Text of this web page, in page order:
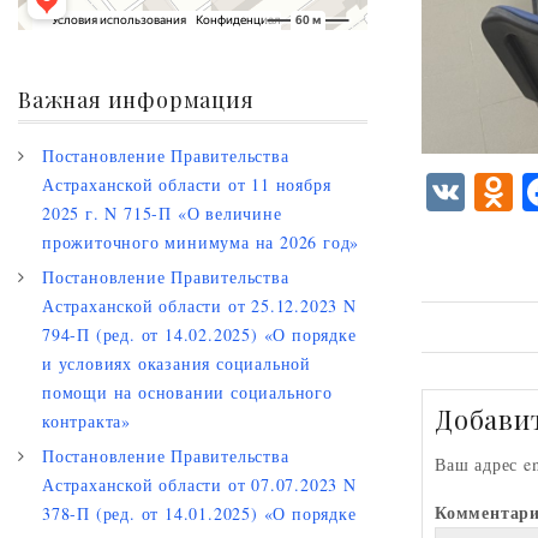
V
o
i
Ваш адрес
Важная информация
Постановление Правительства
Астраханской области от 11 ноября
2025 г. N 715-П «О величине
прожиточного минимума на 2026 год»
Постановление Правительства
Астраханской области от 25.12.2023 N
794-П (ред. от 14.02.2025) «О порядке
и условиях оказания социальной
помощи на основании социального
контракта»
Постановление Правительства
Астраханской области от 07.07.2023 N
378-П (ред. от 14.01.2025) «О порядке